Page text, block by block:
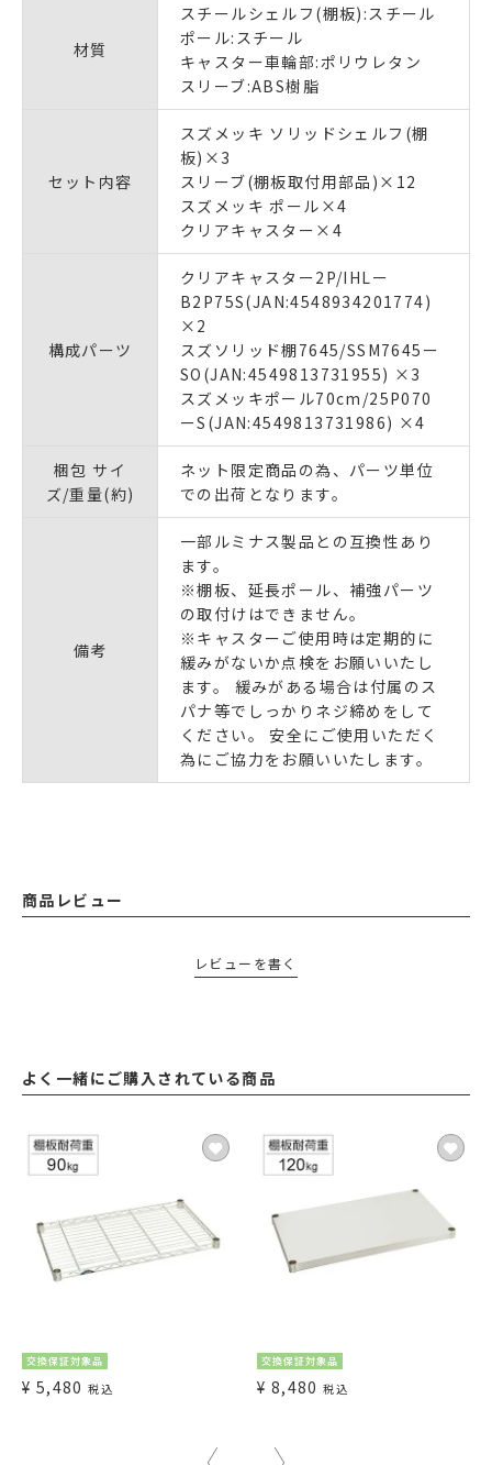
材質
スチールシェルフ(棚板):スチール
ポール:スチール
キャスター車輪部:ポリウレタン
スリーブ:ABS樹脂
セット内容
スズメッキ ソリッドシェルフ(棚
板)×3
スリーブ(棚板取付用部品)×12
スズメッキ ポール×4
クリアキャスター×4
構成パーツ
クリアキャスター2P/IHLー
B2P75S(JAN:4548934201774)
×2
スズソリッド棚7645/SSM7645ー
SO(JAN:4549813731955) ×3
スズメッキポール70cm/25P070
ーS(JAN:4549813731986) ×4
梱包 サイ
ズ/重量(約)
ネット限定商品の為、パーツ単位
での出荷となります。
備考
一部ルミナス製品との互換性あり
ます。
※棚板、延長ポール、補強パーツ
の取付けはできません。
※キャスターご使用時は定期的に
緩みがないか点検をお願いいたし
ます。 緩みがある場合は付属のス
パナ等でしっかりネジ締めをして
ください。 安全にご使用いただく
為にご協力をお願いいたします。
商品レビュー
レビューを書く
よく一緒にご購入されている商品
交換保証対象品
¥ 5,480 税込
交換保証対象品
¥ 8,480 税込